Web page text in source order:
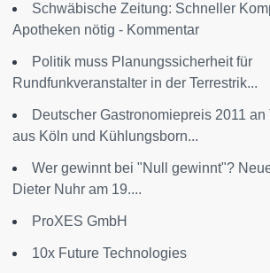
Schwäbische Zeitung: Schneller
Apotheken nötig - Kommentar
Politik muss Planungssicherheit für
Rundfunkveranstalter in der Terrestrik...
Deutscher Gastronomiepreis 2011 an
aus Köln und Kühlungsborn...
Wer gewinnt bei "Null gewinnt"?
Dieter Nuhr am 19....
ProXES GmbH
10x Future Technologies